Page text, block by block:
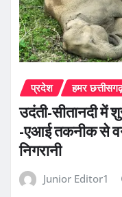
प्रदेश हमर
उदंती-सीतानदी में
-एआई तकनीक से
निगरानी
Junior Editor1